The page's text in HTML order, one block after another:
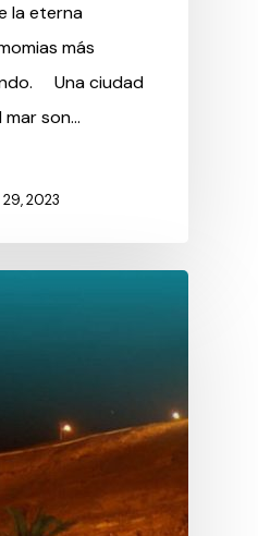
la eterna
más
Una ciudad
mar son…
2023